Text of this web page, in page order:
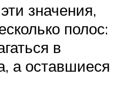
значения,
полос:
в
а оставшиеся